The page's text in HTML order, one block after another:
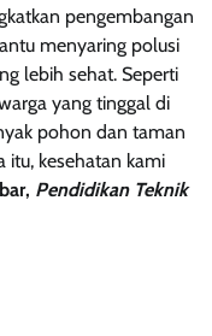
pengembangan
menyaring polusi
lebih sehat. Seperti
yang tinggal di
pohon dan taman
itu, kesehatan kami
Pendidikan Teknik